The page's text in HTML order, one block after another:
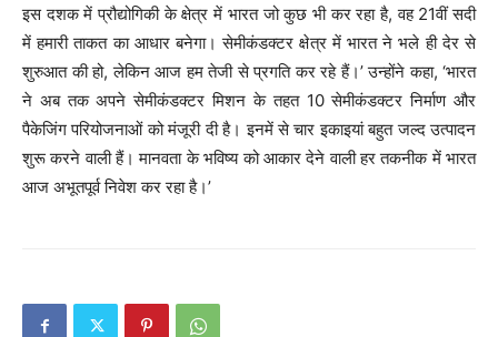
इस दशक में प्रौद्योगिकी के क्षेत्र में भारत जो कुछ भी कर रहा है, वह 21वीं सदी
में हमारी ताकत का आधार बनेगा। सेमीकंडक्टर क्षेत्र में भारत ने भले ही देर से
शुरुआत की हो, लेकिन आज हम तेजी से प्रगति कर रहे हैं।’ उन्होंने कहा, ‘भारत
ने अब तक अपने सेमीकंडक्टर मिशन के तहत 10 सेमीकंडक्टर निर्माण और
पैकेजिंग परियोजनाओं को मंजूरी दी है। इनमें से चार इकाइयां बहुत जल्द उत्पादन
शुरू करने वाली हैं। मानवता के भविष्य को आकार देने वाली हर तकनीक में भारत
आज अभूतपूर्व निवेश कर रहा है।’